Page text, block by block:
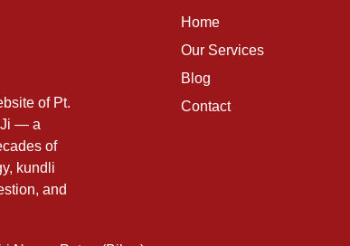
of Pt.
Ji — a
of
kundli
and
Home
Our Services
Blog
Contact